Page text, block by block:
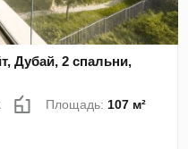
Дубай, 2 спальни,
Площадь: 107 м²